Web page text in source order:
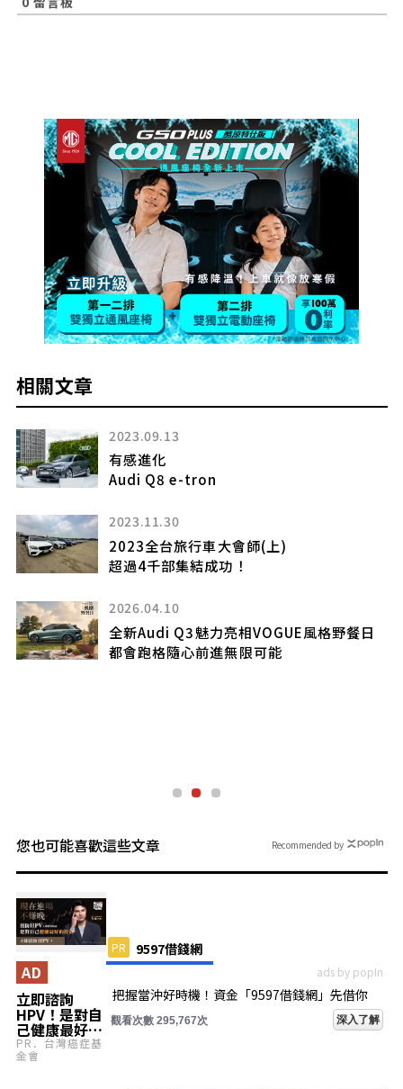
相關文章
2023.09.13
有感進化
Audi Q8 e-tron
2023.11.30
2023全台旅行車大會師(上)
超過4千部集結成功！
2026.04.10
全新Audi Q3魅力亮相VOGUE風格野餐日
都會跑格隨心前進無限可能
您也可能喜歡這些文章
立即諮詢
HPV！是對自
己健康最好的
投資，把握現
在不嫌晚！
AD
PR．台灣癌症基
金會
PR 9597借錢網
ads by popIn
把握當沖好時機！資金「9597借錢網」先借你
觀看次數 295,767次 深入了解
Recommended by